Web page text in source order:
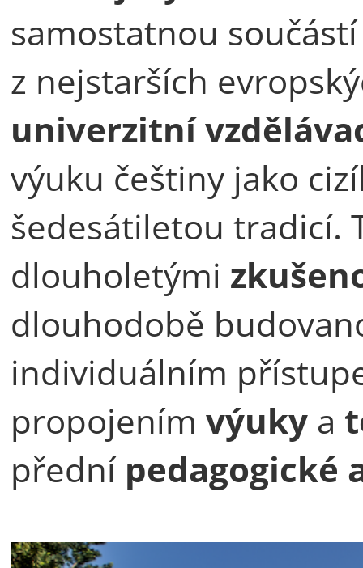
samostatnou
z nejstarších
univerzitní
výuku češtiny jako
šedesátiletou tradicí.
dlouholetými
dlouhodobě
individuálním
propojením výuky a
přední pedagogické